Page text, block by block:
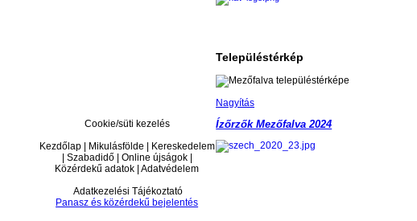
Településtérkép
Nagyítás
Ízőrzők Mezőfalva 2024
Cookie/süti kezelés
Kezdőlap | Mikulásfölde | Kereskedelem
| Szabadidő | Online újságok |
Közérdekű adatok | Adatvédelem
Adatkezelési Tájékoztató
Panasz és közérdekű bejelentés